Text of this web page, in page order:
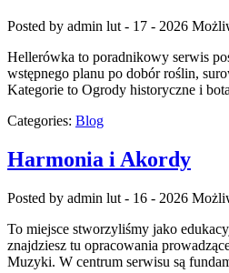
Posted by admin lut - 17 - 2026
Hellerówka to poradnikowy serwis
wstępnego planu po dobór roślin,
Kategorie to Ogrody historyczne i
Categories: Blog
Harmonia i Akordy
Posted by admin lut - 16 - 2026
To miejsce stworzyliśmy jako
znajdziesz tu opracowania
Muzyki. W centrum serwisu są